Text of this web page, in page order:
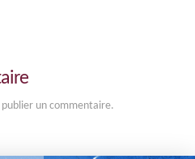
un commentaire.